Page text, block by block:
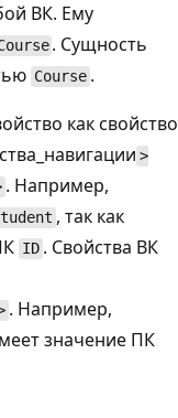
ВК. Ему
. Сущность
Course .
как свойство
>
. Например,
, так как
ID. Свойства ВК
. Например,
значение ПК